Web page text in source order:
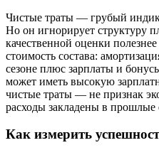
Чистые траты — грубый
Но он игнорирует структуру
качественной оценки
стоимость состава:
сезоне плюс зарплаты и
может иметь высокую
чистые траты — не признак
расходы закладены в прошлые
Как измерить